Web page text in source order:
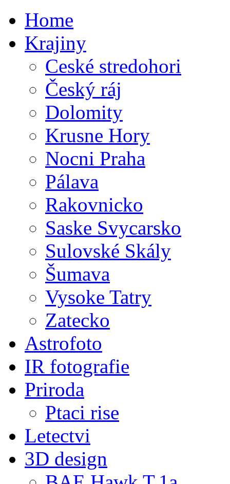
Home
Krajiny
Ceské stredohori
Český ráj
Dolomity
Krusne Hory
Nocni Praha
Pálava
Rakovnicko
Saske Svycarsko
Sulovské Skály
Šumava
Vysoke Tatry
Zatecko
Astrofoto
IR fotografie
Priroda
Ptaci rise
Letectvi
3D design